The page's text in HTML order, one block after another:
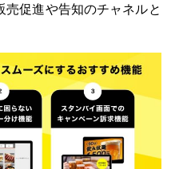
促進や告知のチャネルと